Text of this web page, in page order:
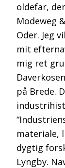
oldefar,
Modeweg
Oder. Jeg
mit
mig ret
på Brede.
materiale,
dygtig
Lyngby.